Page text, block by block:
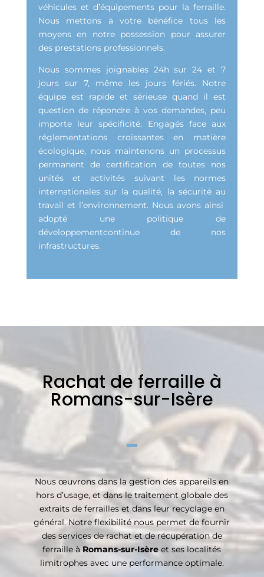
véhicules et d’équipements pour la ferraille.
Nous mettons à votre bénéfice tous les
moyens en notre possession pour assurer
des prestations professionnels.
Nous sommes joignables 24h sur 24 et 7
jours sur 7, même les jours fériés. Notre
équipe est rapide et sérieuse quand il est
question de répondre à vos demandes, peu
importe leur spécificité. Engagés face aux
réglementations croissantes en matière
écologique, nous maintenons un processus
permanent de certification de toutes nos
unités et activités suivant les normes
internationales sur la qualité, la sécurité au
travail et l’environnement. Nous avons ainsi
adopté une politique de
développementcontinue de nos
infrastructures.
Rachat de ferraille à
Romans-sur-Isère
Nous œuvrons dans la gestion des appareils en
hors d’usage, et dans le traitement globale des
extraits de ferrailles et dans leur recyclage en
général. Notre flexibilité nous permet de fournir
des services de rachat et de récupération de
ferraille àRomans-sur-Isère et ses localités
limitrophes avec une performance optimale.